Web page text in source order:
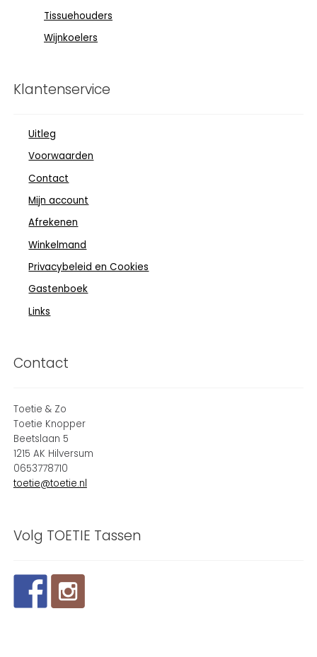
Tissuehouders
Wijnkoelers
Klantenservice
Uitleg
Voorwaarden
Contact
Mijn account
Afrekenen
Winkelmand
Privacybeleid en Cookies
Gastenboek
Links
Contact
Toetie & Zo
Toetie Knopper
Beetslaan 5
1215 AK Hilversum
0653778710
toetie@toetie.nl
Volg TOETIE Tassen